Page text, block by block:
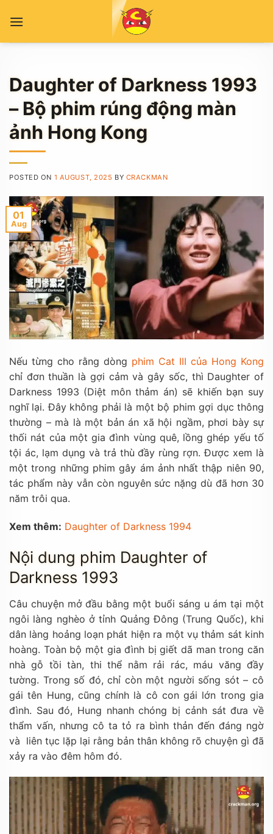
Daughter of Darkness 1993
– Bộ phim rúng động màn
ảnh Hong Kong
POSTED ON 1 AUGUST, 2025 BY CRACKMAN
01
Aug
Nếu từng cho rằng dòng phim Cat III của Hong Kong
chỉ đơn thuần là gợi cảm và gây sốc, thì Daughter of
Darkness 1993 (Diệt môn thảm án) sẽ khiến bạn suy
nghĩ lại. Đây không phải là một bộ phim gợi dục thông
thường – mà là một bản án xã hội ngầm, phơi bày sự
thối nát của một gia đình vùng quê, lồng ghép yếu tố
tội ác, lạm dụng và trả thù đầy rùng rợn. Được xem là
một trong những phim gây ám ảnh nhất thập niên 90,
tác phẩm này vẫn còn nguyên sức nặng dù đã hơn 30
năm trôi qua.
Xem thêm: Daughter of Darkness 1994
Nội dung phim Daughter of
Darkness 1993
Câu chuyện mở đầu bằng một buổi sáng u ám tại một
ngôi làng nghèo ở tỉnh Quảng Đông (Trung Quốc), khi
dân làng hoảng loạn phát hiện ra một vụ thảm sát kinh
hoàng. Toàn bộ một gia đình bị giết dã man trong căn
nhà gỗ tồi tàn, thi thể nằm rải rác, máu văng đầy
tường. Trong số đó, chỉ còn một người sống sót – cô
gái tên Hung, cũng chính là cô con gái lớn trong gia
đình. Sau đó, Hung nhanh chóng bị cảnh sát đưa về
thẩm vấn, nhưng cô ta tỏ ra bình thản đến đáng ngờ
và liên tục lặp lại rằng bản thân không rõ chuyện gì đã
xảy ra vào đêm hôm đó.